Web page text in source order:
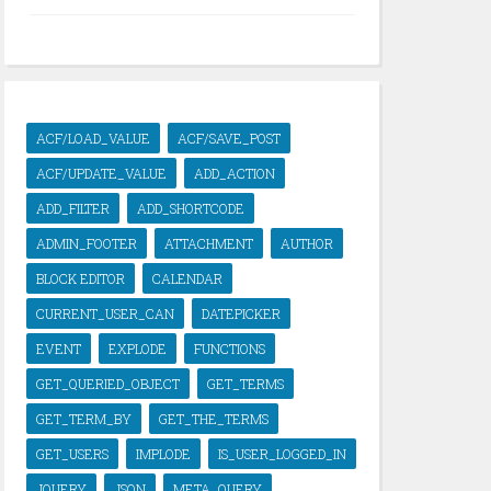
ACF/LOAD_VALUE
ACF/SAVE_POST
ACF/UPDATE_VALUE
ADD_ACTION
ADD_FILTER
ADD_SHORTCODE
ADMIN_FOOTER
ATTACHMENT
AUTHOR
BLOCK EDITOR
CALENDAR
CURRENT_USER_CAN
DATEPICKER
EVENT
EXPLODE
FUNCTIONS
GET_QUERIED_OBJECT
GET_TERMS
GET_TERM_BY
GET_THE_TERMS
GET_USERS
IMPLODE
IS_USER_LOGGED_IN